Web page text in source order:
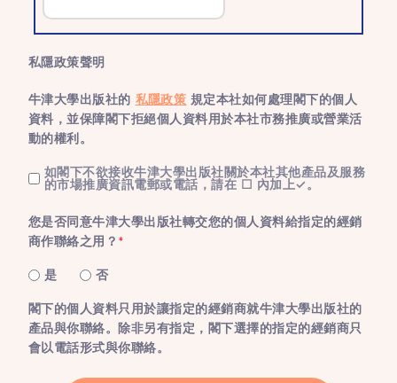
私隱政策聲明
牛津大學出版社的 私隱政策 規定本社如何處理閣下的個人
資料，並保障閣下拒絕個人資料用於本社市務推廣或營業活
動的權利。
如閣下不欲接收牛津大學出版社關於本社其他產品及服務
的市場推廣資訊電郵或電話，請在 ☐ 內加上✓。
您是否同意牛津大學出版社轉交您的個人資料給指定的經銷
商作聯絡之用？ *
是 否
閣下的個人資料只用於讓指定的經銷商就牛津大學出版社的
產品與你聯絡。除非另有指定，閣下選擇的指定的經銷商只
會以電話形式與你聯絡。